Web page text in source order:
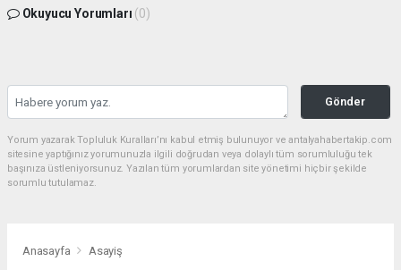
Okuyucu Yorumları (0)
Gönder
Yorum yazarak Topluluk Kuralları’nı kabul etmiş bulunuyor ve antalyahabertakip.com
sitesine yaptığınız yorumunuzla ilgili doğrudan veya dolaylı tüm sorumluluğu tek
başınıza üstleniyorsunuz. Yazılan tüm yorumlardan site yönetimi hiçbir şekilde
sorumlu tutulamaz.
Anasayfa Asayiş